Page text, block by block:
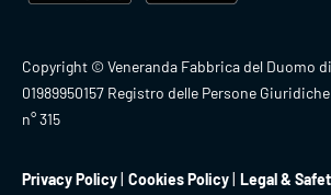
Copyright © Veneranda Fabbrica del Duomo
01989950157 Registro delle Persone
n° 315
Privacy Policy Cookies Policy Legal &